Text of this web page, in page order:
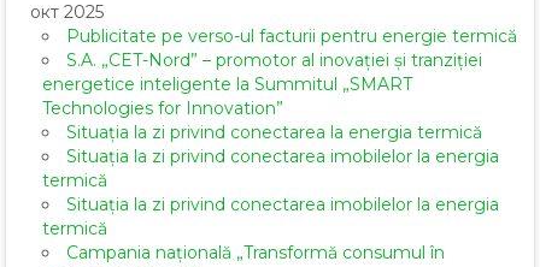
окт 2025
Publicitate pe verso-ul facturii pentru energie termică
S.A. „CET-Nord” – promotor al inovației și tranziției
energetice inteligente la Summitul „SMART
Technologies for Innovation”
Situația la zi privind conectarea la energia termică
Situația la zi privind conectarea imobilelor la energia
termică
Situația la zi privind conectarea imobilelor la energia
termică
Campania națională „Transformă consumul în